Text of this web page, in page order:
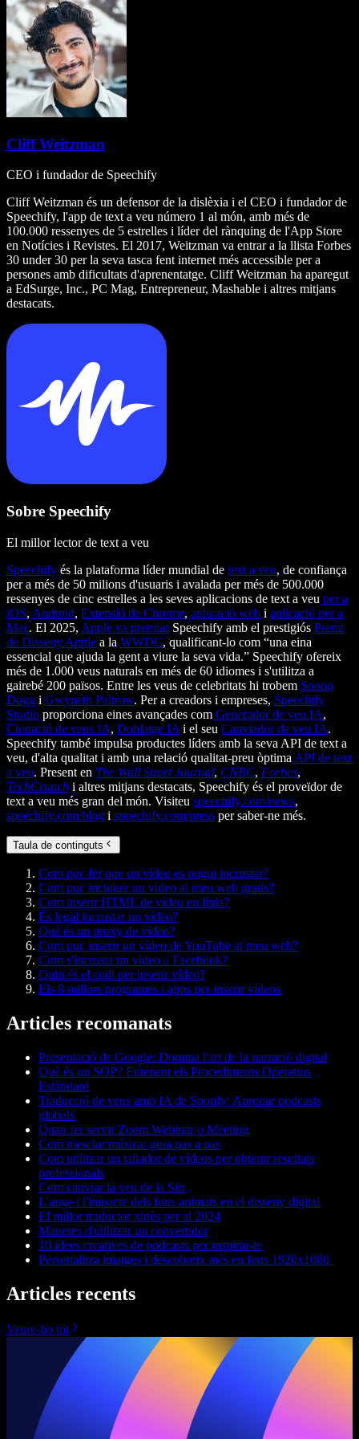
Cliff Weitzman
CEO i fundador de Speechify
Cliff Weitzman és un defensor de la dislèxia i el CEO i fundador de
Speechify, l'app de text a veu número 1 al món, amb més de
100.000 ressenyes de 5 estrelles i líder del rànquing de l'App Store
en Notícies i Revistes. El 2017, Weitzman va entrar a la llista Forbes
30 under 30 per la seva tasca fent internet més accessible per a
persones amb dificultats d'aprenentatge. Cliff Weitzman ha aparegut
a EdSurge, Inc., PC Mag, Entrepreneur, Mashable i altres mitjans
destacats.
Sobre Speechify
El millor lector de text a veu
Speechify és la plataforma líder mundial de text a veu, de confiança
per a més de 50 milions d'usuaris i avalada per més de 500.000
ressenyes de cinc estrelles a les seves aplicacions de text a veu per a
iOS, Android, Extensió de Chrome, aplicació web i aplicació per a
Mac. El 2025, Apple va premiarSpeechify amb el prestigiós Premi
de Disseny Apple a la WWDC, qualificant-lo com “una eina
essencial que ajuda la gent a viure la seva vida.” Speechify ofereix
més de 1.000 veus naturals en més de 60 idiomes i s'utilitza a
gairebé 200 països. Entre les veus de celebritats hi trobem Snoop
Dogg i Gwyneth Paltrow. Per a creadors i empreses, Speechify
Studio proporciona eines avançades com Generador de veu IA,
Clonació de veus IA, Doblatge IA i el seu Canviador de veu IA.
Speechify també impulsa productes líders amb la seva API de text a
veu, d'alta qualitat i amb una relació qualitat-preu òptima API de text
a veu. Present en The Wall Street Journal, CNBC, Forbes,
TechCrunch i altres mitjans destacats, Speechify és el proveïdor de
text a veu més gran del món. Visiteu speechify.com/news,
speechify.com/blog i speechify.com/press per saber-ne més.
Taula de continguts
Com puc fer que un vídeo es pugui incrustar?
Com puc incloure un vídeo al meu web gratis?
Com inserir HTML de vídeo en línia?
És legal incrustar un vídeo?
Què és un proxy de vídeo?
Com puc inserir un vídeo de YouTube al meu web?
Com s'incrusta un vídeo a Facebook?
Quin és el codi per inserir vídeo?
Els 8 millors programes i apps per inserir vídeos
Articles recomanats
Presentació de Google: Domina l'art de la narració digital
Què és un SOP? Entenent els Procediments Operatius
Estàndard
Traducció de veus amb IA de Spotify: Apropar podcasts
globals
Quan fer servir Zoom Webinar o Meeting
Com mesclar música: guia pas a pas
Com utilitzar un tallador de vídeos per obtenir resultats
professionals
Com canviar la veu de la Siri
L'auge i l'impacte dels fons animats en el disseny digital
El millor traductor xinès per al 2024
Maneres d'utilitzar un convertidor
10 idees creatives de podcasts per inspirar-te
Personalitza imatges i descobreix més en fons 1920x1080
Articles recents
Veure-ho tot